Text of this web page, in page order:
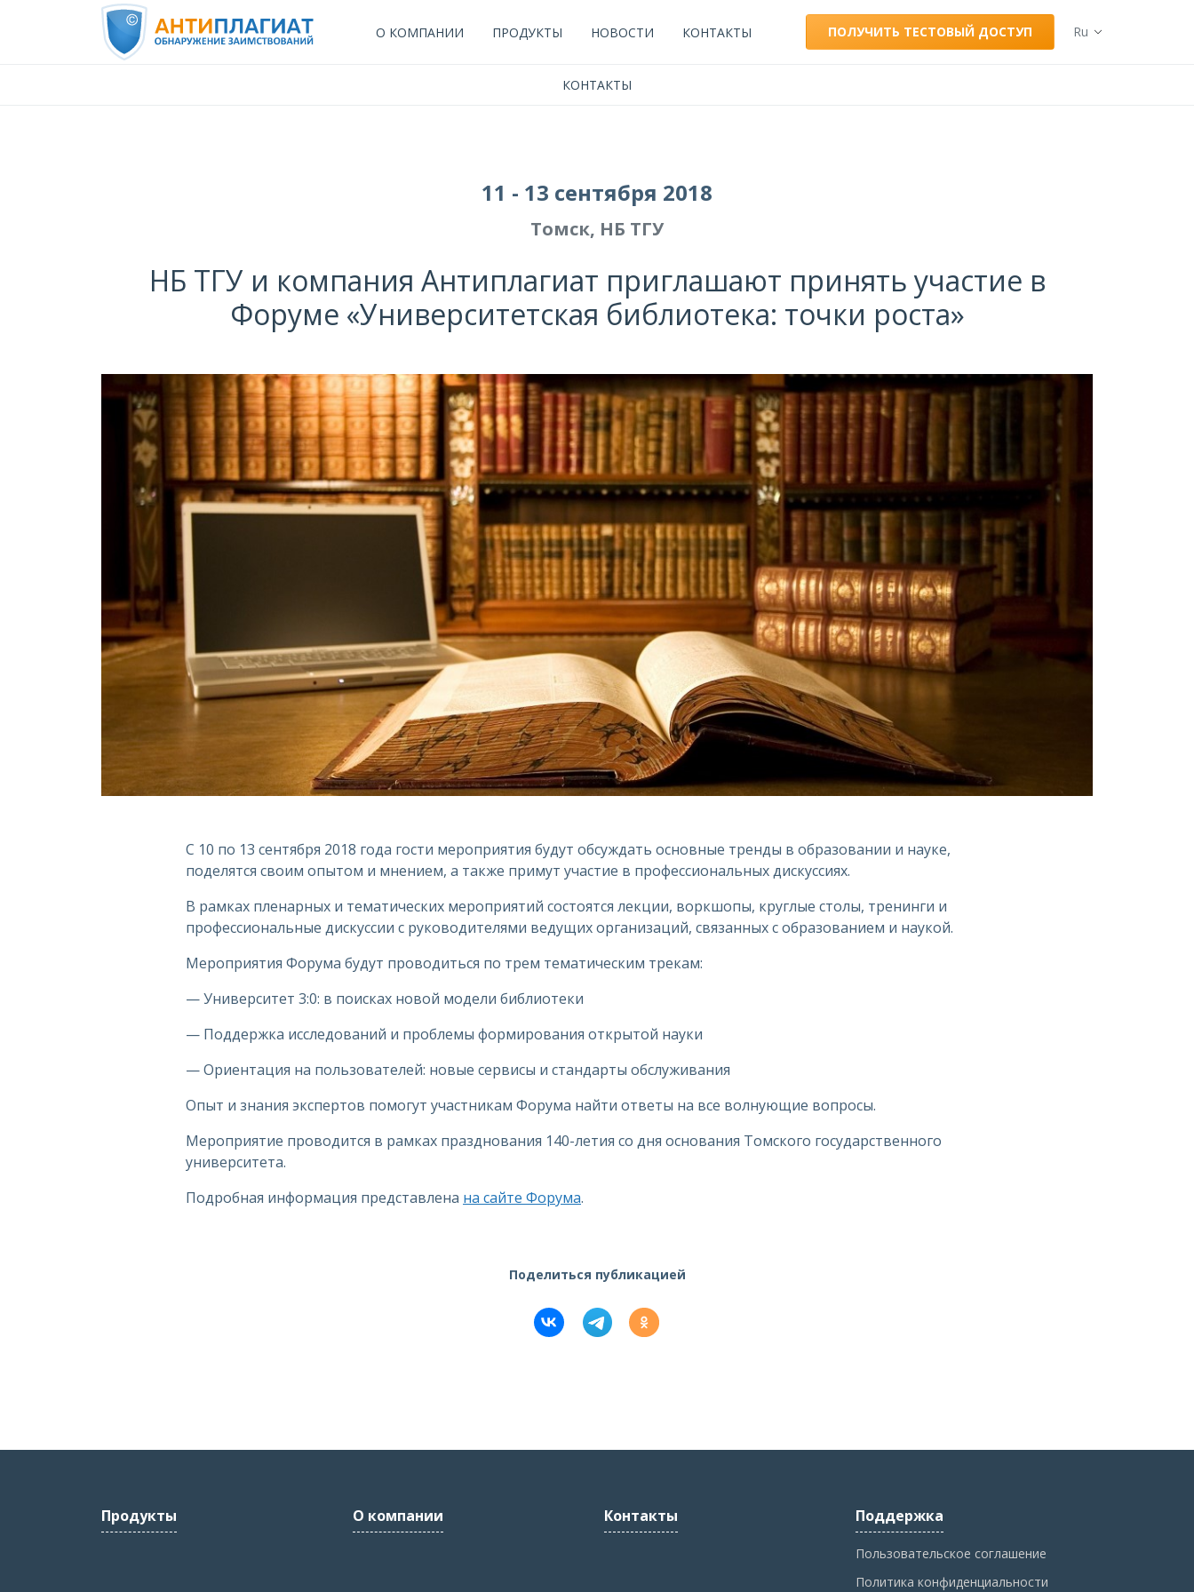
О КОМПАНИИ ПРОДУКТЫ НОВОСТИ КОНТАКТЫ ПОЛУЧИТЬ ТЕСТОВЫЙ ДОСТУП Ru
КОНТАКТЫ
11 - 13 сентября 2018
Томск, НБ ТГУ
НБ ТГУ и компания Антиплагиат приглашают принять участие в
Форуме «Университетская библиотека: точки роста»
С 10 по 13 сентября 2018 года гости мероприятия будут обсуждать основные тренды в образовании и науке,
поделятся своим опытом и мнением, а также примут участие в профессиональных дискуссиях.
В рамках пленарных и тематических мероприятий состоятся лекции, воркшопы, круглые столы, тренинги и
профессиональные дискуссии с руководителями ведущих организаций, связанных с образованием и наукой.
Мероприятия Форума будут проводиться по трем тематическим трекам:
— Университет 3:0: в поисках новой модели библиотеки
— Поддержка исследований и проблемы формирования открытой науки
— Ориентация на пользователей: новые сервисы и стандарты обслуживания
Опыт и знания экспертов помогут участникам Форума найти ответы на все волнующие вопросы.
Мероприятие проводится в рамках празднования 140-летия со дня основания Томского государственного
университета.
Подробная информация представлена на сайте Форума.
Поделиться публикацией
Продукты О компании Контакты Поддержка
Пользовательское соглашение
Политика конфиденциальности